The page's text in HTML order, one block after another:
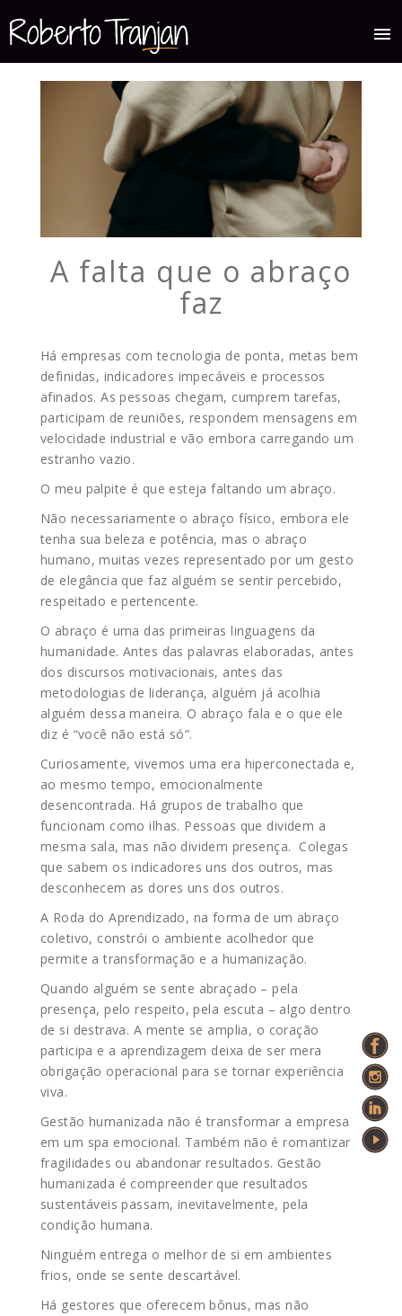
menu
A falta que o abraço
faz
Há empresas com tecnologia de ponta, metas bem
definidas, indicadores impecáveis e processos
afinados. As pessoas chegam, cumprem tarefas,
participam de reuniões, respondem mensagens em
velocidade industrial e vão embora carregando um
estranho vazio.
O meu palpite é que esteja faltando um abraço.
Não necessariamente o abraço físico, embora ele
tenha sua beleza e potência, mas o abraço
humano, muitas vezes representado por um gesto
de elegância que faz alguém se sentir percebido,
respeitado e pertencente.
O abraço é uma das primeiras linguagens da
humanidade. Antes das palavras elaboradas, antes
dos discursos motivacionais, antes das
metodologias de liderança, alguém já acolhia
alguém dessa maneira. O abraço fala e o que ele
diz é “você não está só”.
Curiosamente, vivemos uma era hiperconectada e,
ao mesmo tempo, emocionalmente
desencontrada. Há grupos de trabalho que
funcionam como ilhas. Pessoas que dividem a
mesma sala, mas não dividem presença. Colegas
que sabem os indicadores uns dos outros, mas
desconhecem as dores uns dos outros.
A Roda do Aprendizado, na forma de um abraço
coletivo, constrói o ambiente acolhedor que
permite a transformação e a humanização.
Quando alguém se sente abraçado – pela
presença, pelo respeito, pela escuta – algo dentro
de si destrava. A mente se amplia, o coração
participa e a aprendizagem deixa de ser mera
obrigação operacional para se tornar experiência
viva.
Gestão humanizada não é transformar a empresa
em um spa emocional. Também não é romantizar
fragilidades ou abandonar resultados. Gestão
humanizada é compreender que resultados
sustentáveis passam, inevitavelmente, pela
condição humana.
Ninguém entrega o melhor de si em ambientes
frios, onde se sente descartável.
Há gestores que oferecem bônus, mas não